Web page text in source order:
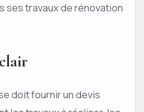
ses travaux de rénovation
doit fournir un devis